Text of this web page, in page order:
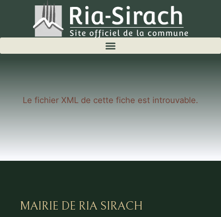
Le fichier XML de cette fiche est introuvable.
MAIRIE DE RIA SIRACH